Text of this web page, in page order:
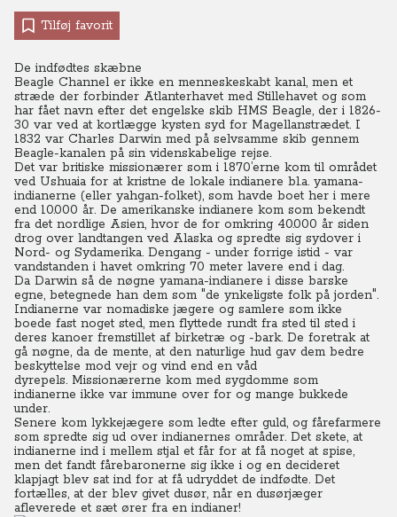
Tilføj favorit
De indfødtes skæbne
Beagle Channel er ikke en menneskeskabt kanal, men et
stræde der forbinder Atlanterhavet med Stillehavet og som
har fået navn efter det engelske skib HMS Beagle, der i 1826-
30 var ved at kortlægge kysten syd for Magellanstrædet. I
1832 var Charles Darwin med på selvsamme skib gennem
Beagle-kanalen på sin videnskabelige rejse.
Det var britiske missionærer som i 1870’erne kom til området
ved Ushuaia for at kristne de lokale indianere bl.a. yamana-
indianerne (eller yahgan-folket), som havde boet her i mere
end 10.000 år. De amerikanske indianere kom som bekendt
fra det nordlige Asien, hvor de for omkring 40.000 år siden
drog over landtangen ved Alaska og spredte sig sydover i
Nord- og Sydamerika. Dengang - under forrige istid - var
vandstanden i havet omkring 70 meter lavere end i dag.
Da Darwin så de nøgne yamana-indianere i disse barske
egne, betegnede han dem som "de ynkeligste folk på jorden".
Indianerne var nomadiske jægere og samlere som ikke
boede fast noget sted, men flyttede rundt fra sted til sted i
deres kanoer fremstillet af birketræ og -bark. De foretrak at
gå nøgne, da de mente, at den naturlige hud gav dem bedre
beskyttelse mod vejr og vind end en våd
dyrepels. Missionærerne kom med sygdomme som
indianerne ikke var immune over for og mange bukkede
under.
Senere kom lykkejægere som ledte efter guld, og fårefarmere
som spredte sig ud over indianernes områder. Det skete, at
indianerne ind i mellem stjal et får for at få noget at spise,
men det fandt fårebaronerne sig ikke i og en decideret
klapjagt blev sat ind for at få udryddet de indfødte. Det
fortælles, at der blev givet dusør, når en dusørjæger
afleverede et sæt ører fra en indianer!